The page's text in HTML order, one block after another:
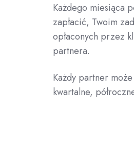
Każdego miesiąca
zapłacić, Twoim
opłaconych przez
partnera.
Każdy partner
kwartalne,